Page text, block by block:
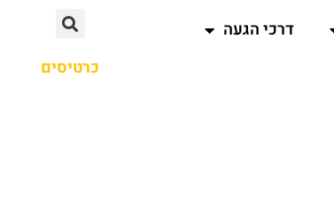
דרכי הגעה
כרטיסים